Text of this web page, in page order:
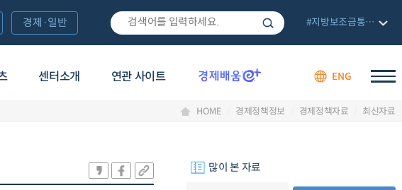
센터소개 연관 사이트 ENG
경제·일반 #지방보조금통합관리망
HOME 경제정책정보 경제정책자료 최신자료
많이 본 자료